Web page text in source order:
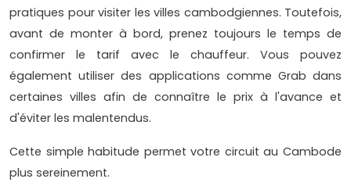
pratiques pour visiter les villes cambodgiennes. Toutefois,
avant de monter à bord, prenez toujours le temps de
confirmer le tarif avec le chauffeur. Vous pouvez
également utiliser des applications comme Grab dans
certaines villes afin de connaître le prix à l'avance et
d'éviter les malentendus.
Cette simple habitude permet votre circuit au Cambode
plus sereinement.